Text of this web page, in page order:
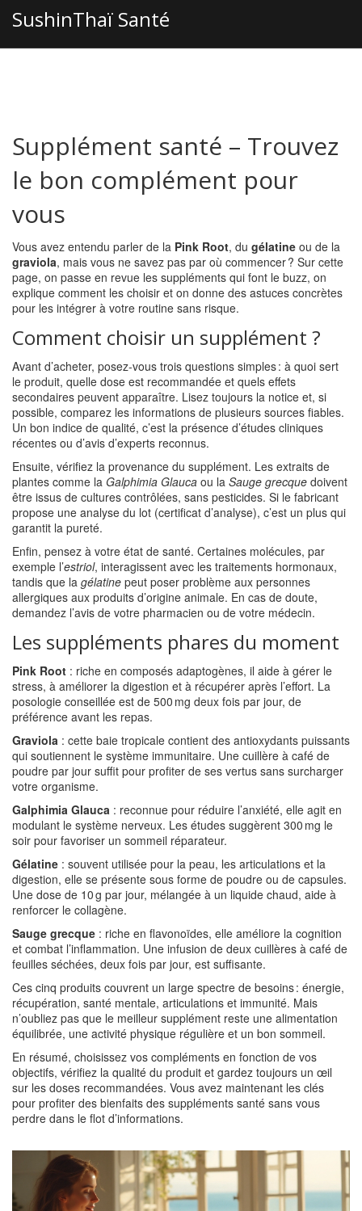
SushinThaï Santé
Supplément santé – Trouvez
le bon complément pour
vous
Vous avez entendu parler de la Pink Root, du gélatine ou de la
graviola, mais vous ne savez pas par où commencer ? Sur cette
page, on passe en revue les suppléments qui font le buzz, on
explique comment les choisir et on donne des astuces concrètes
pour les intégrer à votre routine sans risque.
Comment choisir un supplément ?
Avant d’acheter, posez‑vous trois questions simples : à quoi sert
le produit, quelle dose est recommandée et quels effets
secondaires peuvent apparaître. Lisez toujours la notice et, si
possible, comparez les informations de plusieurs sources fiables.
Un bon indice de qualité, c’est la présence d’études cliniques
récentes ou d’avis d’experts reconnus.
Ensuite, vérifiez la provenance du supplément. Les extraits de
plantes comme la Galphimia Glauca ou la Sauge grecque doivent
être issus de cultures contrôlées, sans pesticides. Si le fabricant
propose une analyse du lot (certificat d’analyse), c’est un plus qui
garantit la pureté.
Enfin, pensez à votre état de santé. Certaines molécules, par
exemple l’estriol, interagissent avec les traitements hormonaux,
tandis que la gélatine peut poser problème aux personnes
allergiques aux produits d’origine animale. En cas de doute,
demandez l’avis de votre pharmacien ou de votre médecin.
Les suppléments phares du moment
Pink Root : riche en composés adaptogènes, il aide à gérer le
stress, à améliorer la digestion et à récupérer après l’effort. La
posologie conseillée est de 500 mg deux fois par jour, de
préférence avant les repas.
Graviola : cette baie tropicale contient des antioxydants puissants
qui soutiennent le système immunitaire. Une cuillère à café de
poudre par jour suffit pour profiter de ses vertus sans surcharger
votre organisme.
Galphimia Glauca : reconnue pour réduire l’anxiété, elle agit en
modulant le système nerveux. Les études suggèrent 300 mg le
soir pour favoriser un sommeil réparateur.
Gélatine : souvent utilisée pour la peau, les articulations et la
digestion, elle se présente sous forme de poudre ou de capsules.
Une dose de 10 g par jour, mélangée à un liquide chaud, aide à
renforcer le collagène.
Sauge grecque : riche en flavonoïdes, elle améliore la cognition
et combat l’inflammation. Une infusion de deux cuillères à café de
feuilles séchées, deux fois par jour, est suffisante.
Ces cinq produits couvrent un large spectre de besoins : énergie,
récupération, santé mentale, articulations et immunité. Mais
n’oubliez pas que le meilleur supplément reste une alimentation
équilibrée, une activité physique régulière et un bon sommeil.
En résumé, choisissez vos compléments en fonction de vos
objectifs, vérifiez la qualité du produit et gardez toujours un œil
sur les doses recommandées. Vous avez maintenant les clés
pour profiter des bienfaits des suppléments santé sans vous
perdre dans le flot d’informations.